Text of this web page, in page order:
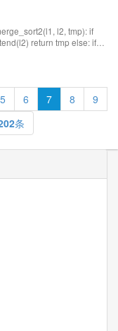
l2, tmp): if
return tmp else: if
5 6 7 8
9
条